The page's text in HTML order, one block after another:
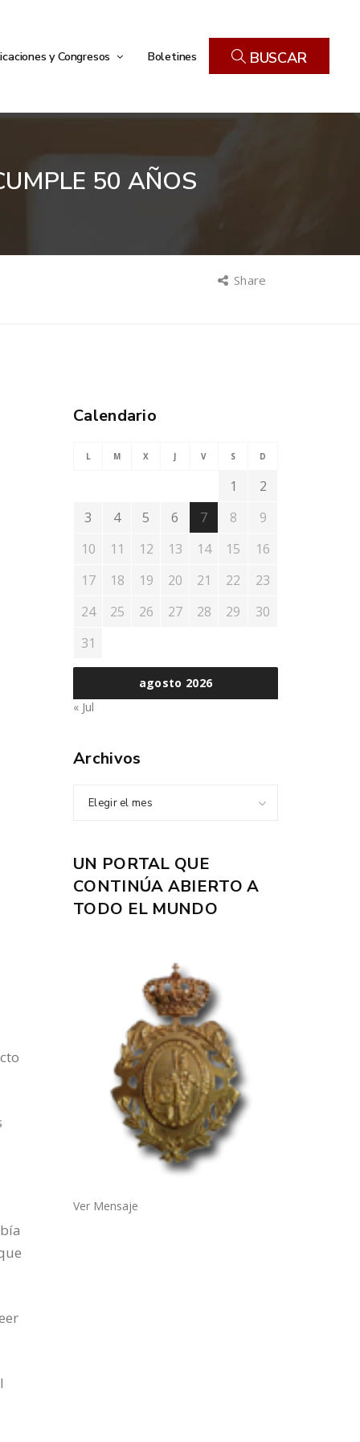
y Congresos Boletines BUSCAR
50 AÑOS
Share
Calendario
agosto 2026
L M X J V S D
1
2
3
4 5 6 7 8
9
10
11 12 13 14 15
16
17
18 19 20 21 22
23
24
25 26 27 28 29
30
31
« Jul
Archivos
Elegir el mes
UN PORTAL QUE
CONTINÚA ABIERTO A
TODO EL MUNDO
Ver Mensaje